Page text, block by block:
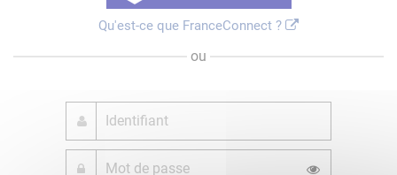
Qu'est-ce que FranceConnect ?
ou